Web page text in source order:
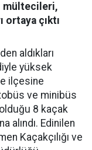
mültecileri,
ortaya çıktı
aldıkları
yüksek
ilçesine
ve minibüs
8 kaçak
alındı. Edinilen
Kaçakçılığı ve